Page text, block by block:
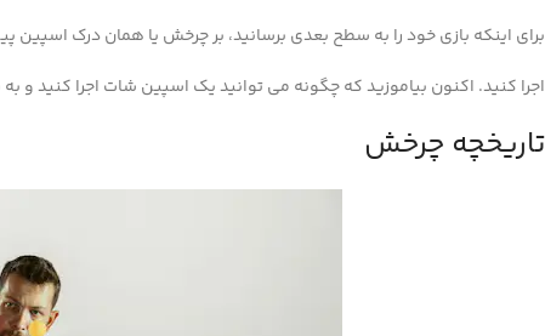
برای اینکه بازی خود را به سطح بعدی برسانید، بر چرخش یا همان درک اسپین
اجرا کنید. اکنون بیاموزید که چگونه می توانید یک اسپین شات اجرا کنید و
تاریخچه چرخش